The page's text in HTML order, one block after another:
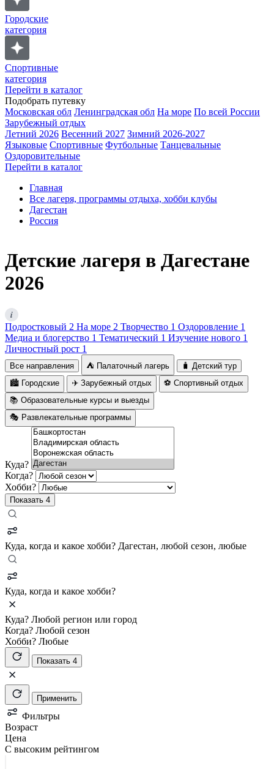
Городские
категория
Спортивные
категория
Перейти в каталог
Подобрать путевку
Московская обл Ленинградская обл На море По всей России
Зарубежный отдых
Летний 2026 Весенний 2027 Зимний 2026-2027
Языковые Спортивные Футбольные Танцевальные
Оздоровительные
Перейти в каталог
Главная
Все лагеря, программы отдыха, хобби клубы
Дагестан
Россия
Детские лагеря в Дагестане
2026
i
Подростковый 2 На море 2 Творчество 1 Оздоровление 1
Медиа и блогерство 1 Тематический 1 Изучение нового 1
Личностный рост 1
Все направления ⛺ Палаточный лагерь
🧳 Детский тур
🏙️ Городские
✈️ Зарубежный отдых
⚽ Спортивный отдых
📚 Образовательные курсы и выезды
🎭 Развлекательные программы
Куда?
Когда?
Хобби?
Показать 4
Куда, когда и какое хобби? Дагестан, любой сезон, любые
Куда, когда и какое хобби?
Куда? Любой регион или город
Когда? Любой сезон
Хобби? Любые
Показать 4
Применить
Фильтры
Возраст
Цена
С высоким рейтингом